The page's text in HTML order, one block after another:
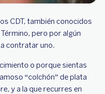
CDT, también conocidos
pero por algún
contratar uno.
o porque sientas
“colchón” de plata
y a la que recurres en